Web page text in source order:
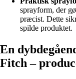
sprayform, der
præcist. Dette
spilde produktet.
En
Fitch –